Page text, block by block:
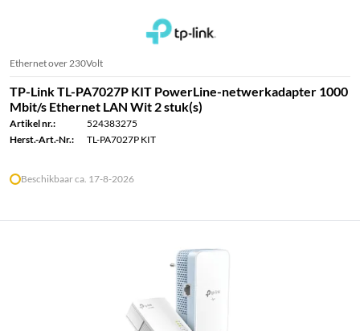
Ethernet over 230Volt
TP-Link TL-PA7027P KIT PowerLine-netwerkadapter 1000
Mbit/s Ethernet LAN Wit 2 stuk(s)
Artikel nr.:
524383275
Herst.-Art.-Nr.:
TL-PA7027P KIT
Beschikbaar ca. 17-8-2026